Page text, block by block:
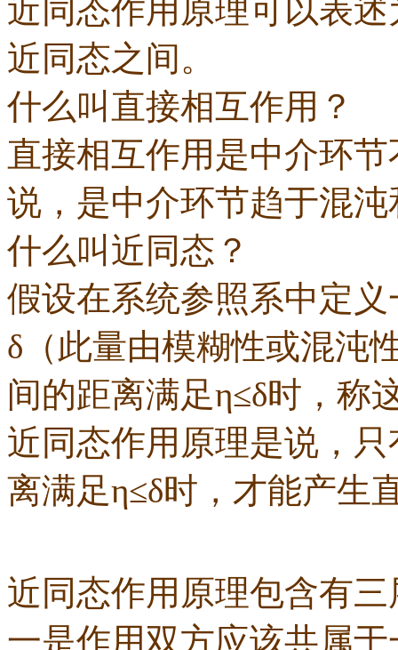
近同态作用原理可以表
近同态之间。
什么叫直接相互作用？
直接相互作用是中介环
说，是中介环节趋于混
什么叫近同态？
假设在系统参照系中定
δ（此量由模糊性或混沌
间的距离满足η≤δ时，称
近同态作用原理是说，
离满足η≤δ时，才能产生
近同态作用原理包含有
一是作用双方应该共属